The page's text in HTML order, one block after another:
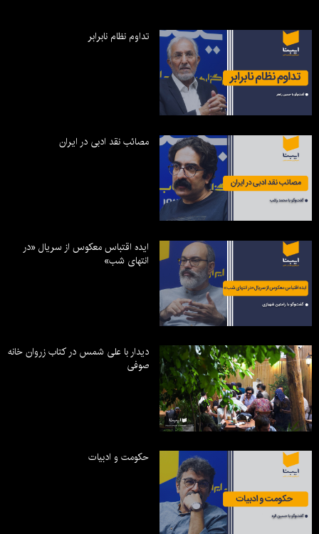
تداوم نظام نابرابر
مصائب نقد ادبی در ایران
ایده اقتباس معکوس از سریال «در
انتهای شب»
دیدار با علی شمس در کتاب زروان خانه
صوفی
حکومت و ادبیات